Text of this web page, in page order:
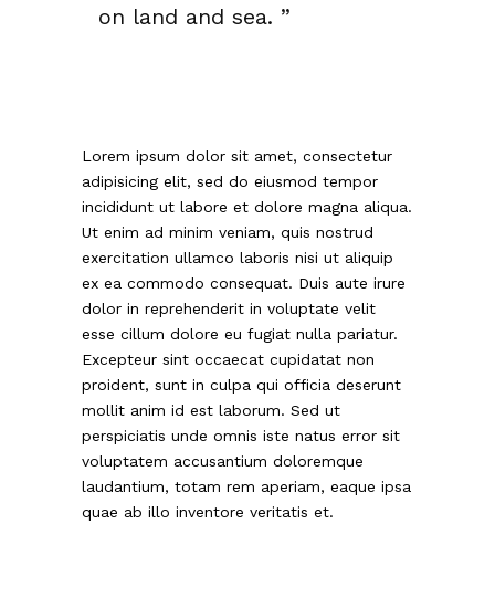
on land and sea. ”
Lorem ipsum dolor sit amet, consectetur
adipisicing elit, sed do eiusmod tempor
incididunt ut labore et dolore magna aliqua.
Ut enim ad minim veniam, quis nostrud
exercitation ullamco laboris nisi ut aliquip
ex ea commodo consequat. Duis aute irure
dolor in reprehenderit in voluptate velit
esse cillum dolore eu fugiat nulla pariatur.
Excepteur sint occaecat cupidatat non
proident, sunt in culpa qui officia deserunt
mollit anim id est laborum. Sed ut
perspiciatis unde omnis iste natus error sit
voluptatem accusantium doloremque
laudantium, totam rem aperiam, eaque ipsa
quae ab illo inventore veritatis et.